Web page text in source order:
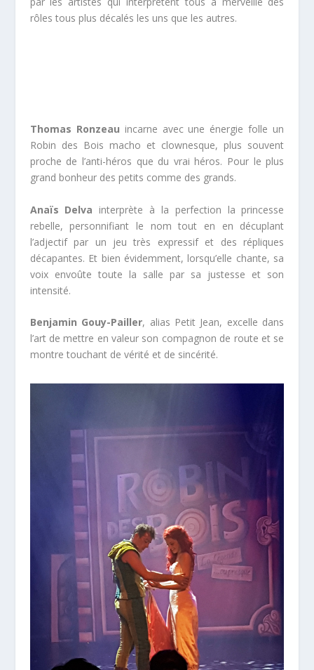
rôles tous plus décalés les uns que les autres.
Thomas Ronzeau incarne avec une énergie folle un
Robin des Bois macho et clownesque, plus souvent
proche de l’anti-héros que du vrai héros. Pour le plus
grand bonheur des petits comme des grands.
Anaïs Delva interprète à la perfection la princesse
rebelle, personnifiant le nom tout en en décuplant
l’adjectif par un jeu très expressif et des répliques
décapantes. Et bien évidemment, lorsqu’elle chante, sa
voix envoûte toute la salle par sa justesse et son
intensité.
Benjamin Gouy-Pailler, alias Petit Jean, excelle dans
l’art de mettre en valeur son compagnon de route et se
montre touchant de vérité et de sincérité.